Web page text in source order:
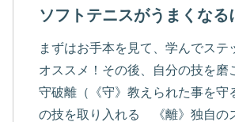
ソフトテニスがうまくなる
まずはお手本を見て、学んでステ
オススメ！その後、自分の技を磨
守破離（《守》教えられた事を守
の技を取り入れる 《離》独自の